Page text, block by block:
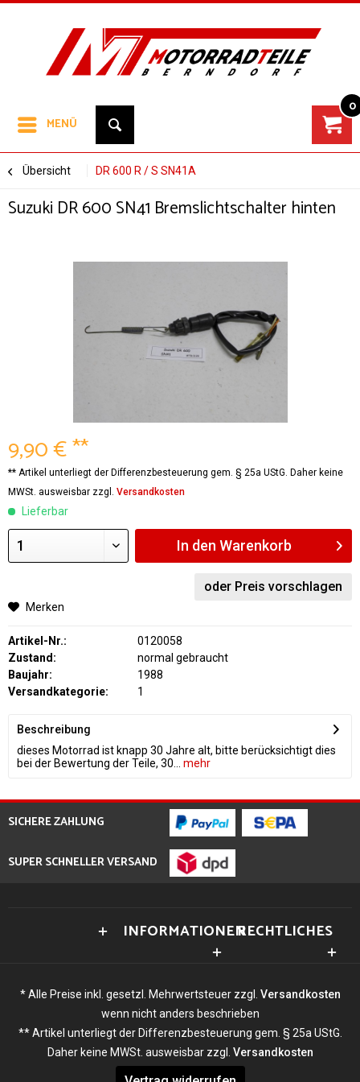
MENÜ
0
Übersicht DR 600 R / S SN41A
Suzuki DR 600 SN41 Bremslichtschalter hinten
9,90 € **
** Artikel unterliegt der Differenzbesteuerung gem. § 25a UStG. Daher keine
MWSt. ausweisbar zzgl. Versandkosten
Lieferbar
In den Warenkorb
oder Preis vorschlagen
Merken
Artikel-Nr.:
0120058
Zustand:
normal gebraucht
Baujahr:
1988
Versandkategorie:
1
Beschreibung
dieses Motorrad ist knapp 30 Jahre alt, bitte berücksichtigt dies
bei der Bewertung der Teile, 30...
mehr
SICHERE ZAHLUNG
SUPER SCHNELLER VERSAND
INFORMATIONENRECHTLICHES
* Alle Preise inkl. gesetzl. Mehrwertsteuer zzgl. Versandkosten
wenn nicht anders beschrieben
** Artikel unterliegt der Differenzbesteuerung gem. § 25a UStG.
Daher keine MWSt. ausweisbar zzgl. Versandkosten